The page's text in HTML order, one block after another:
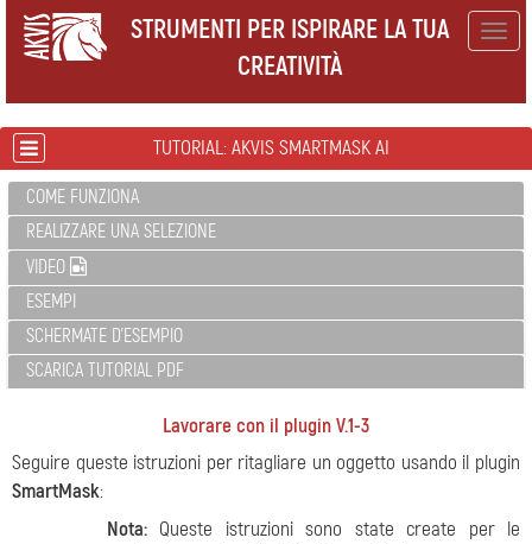
STRUMENTI PER ISPIRARE LA TUA
CREATIVITÀ
TUTORIAL: AKVIS SMARTMASK AI
COME FUNZIONA
REALIZZARE UNA SELEZIONE
VIDEO
ESEMPI
SCHERMATE D'ESEMPIO
SCARICA TUTORIAL PDF
Lavorare con il plugin V.1-3
Seguire queste istruzioni per ritagliare un oggetto usando il plugin
SmartMask:
Nota: Queste istruzioni sono state create per le